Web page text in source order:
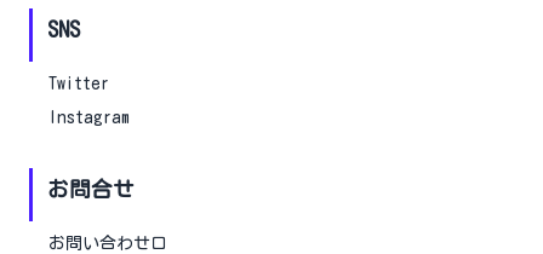
SNS
Twitter
Instagram
お問合せ
お問い合わせ口